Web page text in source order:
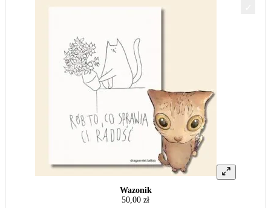
Wazonik
50,00 zł